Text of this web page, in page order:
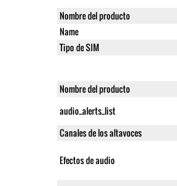
Nombre del producto
Name
Tipo de SIM
Nombre del producto
audio_alerts_list
Canales de los altavoces
Efectos de audio